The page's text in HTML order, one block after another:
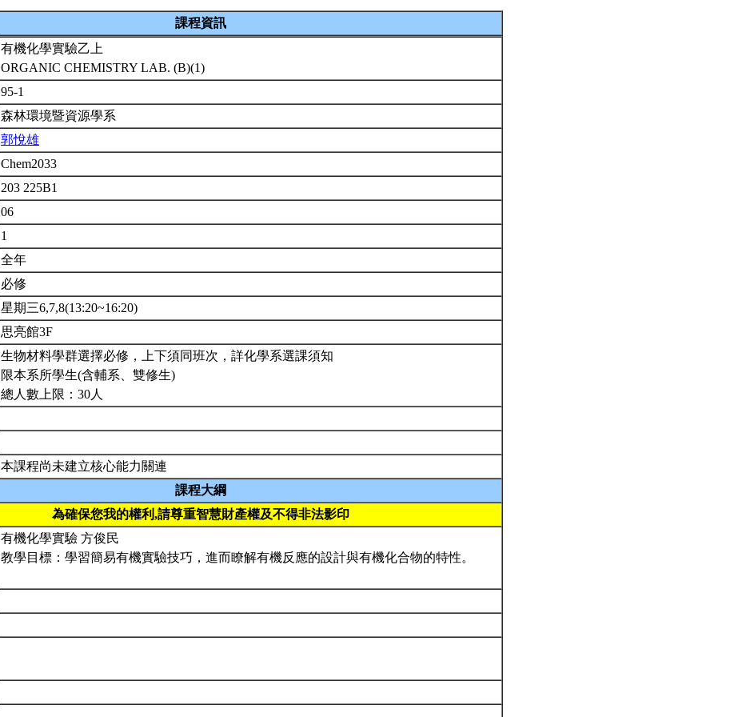
課程資訊
有機化學實驗乙上
ORGANIC CHEMISTRY LAB. (B)(1)
95-1
森林環境暨資源學系
郭悅雄
Chem2033
203 225B1
06
1
全年
必修
星期三6,7,8(13:20~16:20)
思亮館3F
生物材料學群選擇必修，上下須同班次，詳化學系選課須知
限本系所學生(含輔系、雙修生)
總人數上限：30人
本課程尚未建立核心能力關連
課程大綱
為確保您我的權利,請尊重智慧財產權及不得非法影印
有機化學實驗 方俊民
教學目標：學習簡易有機實驗技巧，進而瞭解有機反應的設計與有機化合物的特性。